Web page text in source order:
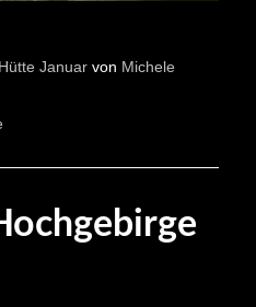
Januarvon Michele